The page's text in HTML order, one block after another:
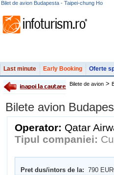
Bilet de avion Budapesta - Taipei-chung Ho
Last minute Early Booking Oferte
Bilete de avion >
Bilete avion
Operator: Qatar
Tipul companiei:
Pret dus/intors de la: 790